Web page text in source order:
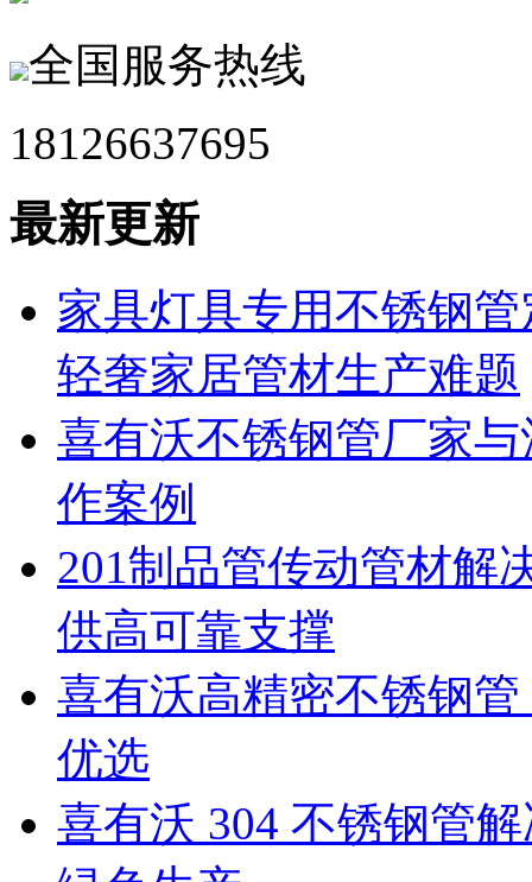
全国服务热线
18126637695
最新更新
家具灯具专用不锈钢
轻奢家居管材生产难题
喜有沃不锈钢管厂家
作案例
201制品管传动管材解
供高可靠支撑
喜有沃高精密不锈钢
优选
喜有沃 304 不锈钢管